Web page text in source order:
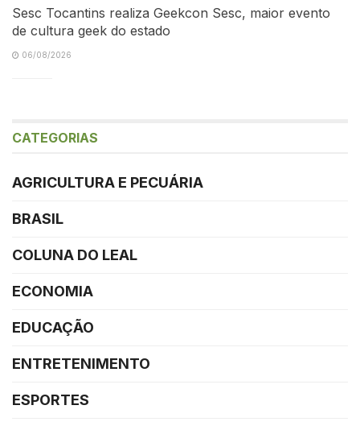
Sesc Tocantins realiza Geekcon Sesc, maior evento
de cultura geek do estado
06/08/2026
CATEGORIAS
AGRICULTURA E PECUÁRIA
BRASIL
COLUNA DO LEAL
ECONOMIA
EDUCAÇÃO
ENTRETENIMENTO
ESPORTES